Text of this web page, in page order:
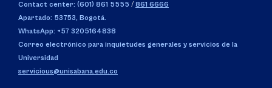
Contact center: (601) 861 5555 / 861 6666
Apartado: 53753, Bogotá.
WhatsApp: +57 3205164838
Correo electrónico para inquietudes generales y servicios de la
Universidad
servicious@unisabana.edu.co